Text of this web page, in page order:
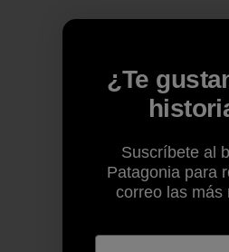
¿Te
Suscríbete al
Patagonia para
correo las más